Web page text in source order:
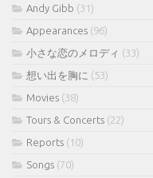
Andy Gibb (31)
Appearances (96)
小さな恋のメロディ (33)
想い出を胸に (53)
Movies (38)
Tours & Concerts (22)
Reports (10)
Songs (70)